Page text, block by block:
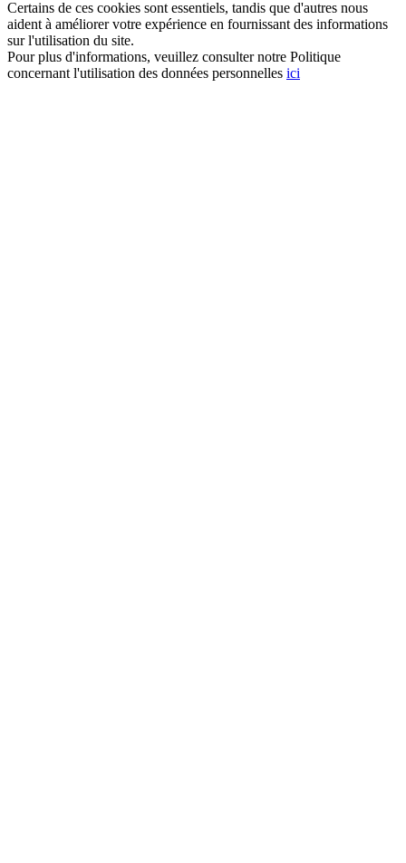
Certains de ces cookies sont essentiels, tandis que d'autres nous
aident à améliorer votre expérience en fournissant des informations
sur l'utilisation du site.
Pour plus d'informations, veuillez consulter notre Politique
concernant l'utilisation des données personnelles ici